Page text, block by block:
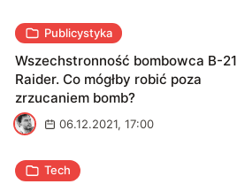
Publicystyka
Wszechstronność bombowca B-21
Raider. Co mógłby robić poza
zrzucaniem bomb?
M
06.12.2021, 17:00
Tech